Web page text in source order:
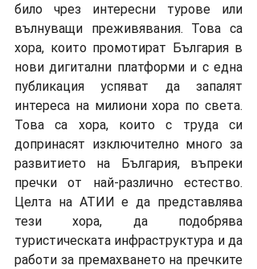
било чрез интересни турове или
вълнуващи преживявания. Това са
хора, които промотират България в
нови дигитални платформи и с една
публикация успяват да запалят
интереса на милиони хора по света.
Това са хора, които с труда си
допринасят изключително много за
развитието на България, въпреки
пречки от най-различно естество.
Целта на АТИИ е да представлява
тези хора, да подобрява
туристическата инфраструктура и да
работи за премахването на пречките